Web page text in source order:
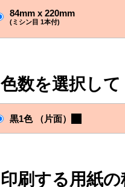
84mm x 220mm
(ミシン目 1本付)
色数を選択し
黒1色 （片面）
印刷する用紙